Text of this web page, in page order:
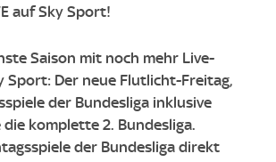
auf Sky Sport!
Saison mit noch mehr Live-
Sport: Der neue Flutlicht-Freitag,
der Bundesliga inklusive
komplette 2. Bundesliga.
der Bundesliga direkt